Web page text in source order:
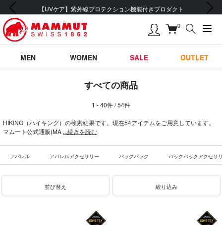
会員登録で【5,500円 (税込) 以上 送料無料】
前の画像 次の画像
0
MEN WOMEN SALE OUTLET
すべての商品
1 - 40件 / 54件
HIKING（ハイキング）の検索結果です。現在54アイテムをご用意しています。
マムート公式通販(MA ...続きを読む
アパレル アパレルアクセサリー バックパック バックパックアクセサ
並び替え 絞り込み